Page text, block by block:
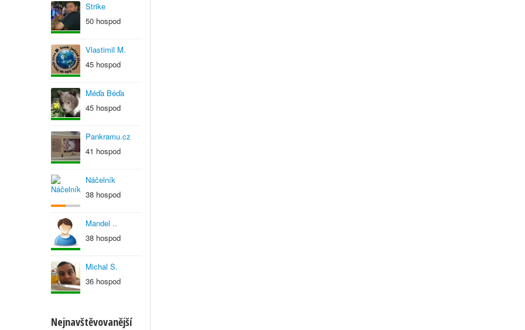
Strike
50 hospod
Vlastimil M.
45 hospod
Méďa Béďa
45 hospod
Pankramu.cz
41 hospod
Náčelník
38 hospod
Mandel ..
38 hospod
Michal S.
36 hospod
Nejnavštěvovanější